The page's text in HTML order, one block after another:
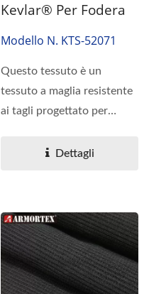
Kevlar® Per Fodera
Modello N. KTS-52071
Questo tessuto è un
tessuto a maglia resistente
ai tagli progettato per
rivestimento...Dettagli